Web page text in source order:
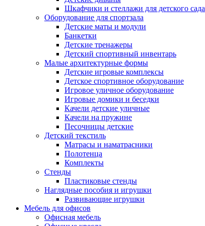
Шкафчики и стеллажи для детского сада
Оборудование для спортзала
Детские маты и модули
Банкетки
Детские тренажеры
Детский спортивный инвентарь
Малые архитектурные формы
Детские игровые комплексы
Детское спортивное оборудование
Игровое уличное оборудование
Игровые домики и беседки
Качели детские уличные
Качели на пружине
Песочницы детские
Детский текстиль
Матрасы и наматрасники
Полотенца
Комплекты
Стенды
Пластиковые стенды
Наглядные пособия и игрушки
Развивающие игрушки
Мебель для офисов
Офисная мебель